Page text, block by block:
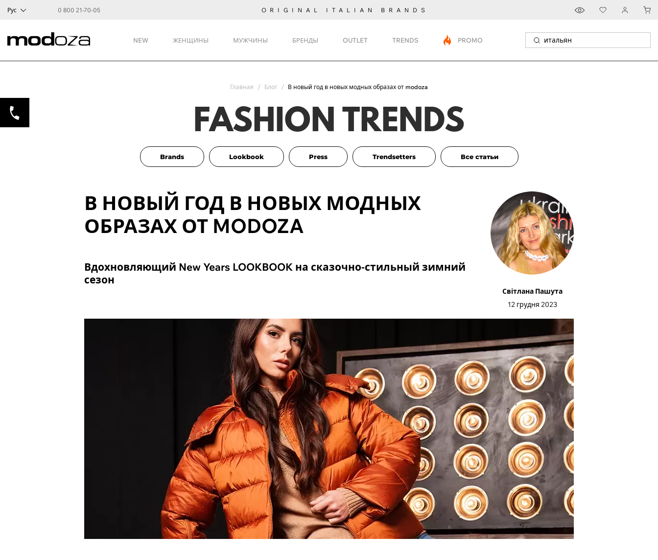
Рус 0 800 21-70-05 ORIGINAL ITALIAN BRANDS
NEW ЖЕНЩИНЫ МУЖЧИНЫ БРЕНДЫ OUTLET TRENDS PROMO
Главная Блог В новый год в новых модных образах от modoza
FASHION TRENDS
Brands Lookbook Press Trendsetters Все статьи
В НОВЫЙ ГОД В НОВЫХ МОДНЫХ
ОБРАЗАХ ОТ MODOZA
Вдохновляющий New Years LOOKBOOK на сказочно-стильный зимний
сезон
Світлана Пашута
12 грудня 2023